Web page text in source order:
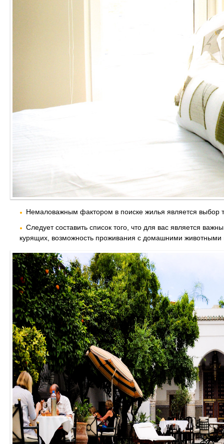
Немаловажным фактором в поиске жилья является выбор
Следует составить список того, что для вас является
курящих, возможность проживания с домашними животными